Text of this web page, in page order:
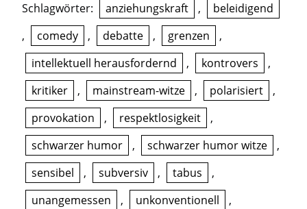
Schlagwörter: anziehungskraft ,
beleidigend
,
comedy , debatte , grenzen
,
intellektuell herausfordernd
, kontrovers
,
kritiker
, mainstream-witze , polarisiert
,
provokation
, respektlosigkeit
,
schwarzer humor
, schwarzer humor witze
,
sensibel
, subversiv , tabus
,
unangemessen
, unkonventionell
,